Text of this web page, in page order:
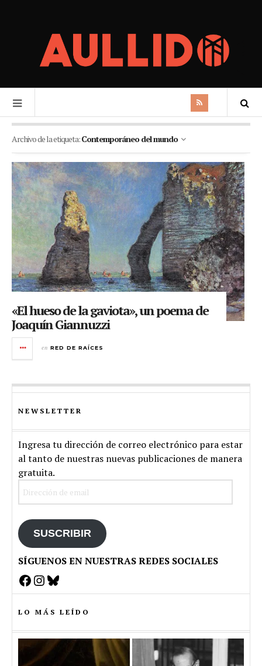
Archivo de la etiqueta:Contemporáneo del mundo
«El hueso de la gaviota», un poema de
Joaquín Giannuzzi
en RED DE RAÍCES
NEWSLETTER
Ingresa tu dirección de correo electrónico para estar
al tanto de nuestras nuevas publicaciones de manera
gratuita.
SUSCRIBIR
SÍGUENOS EN NUESTRAS REDES SOCIALES
Facebook
Instagram
Bluesky
LO MÁS LEÍDO